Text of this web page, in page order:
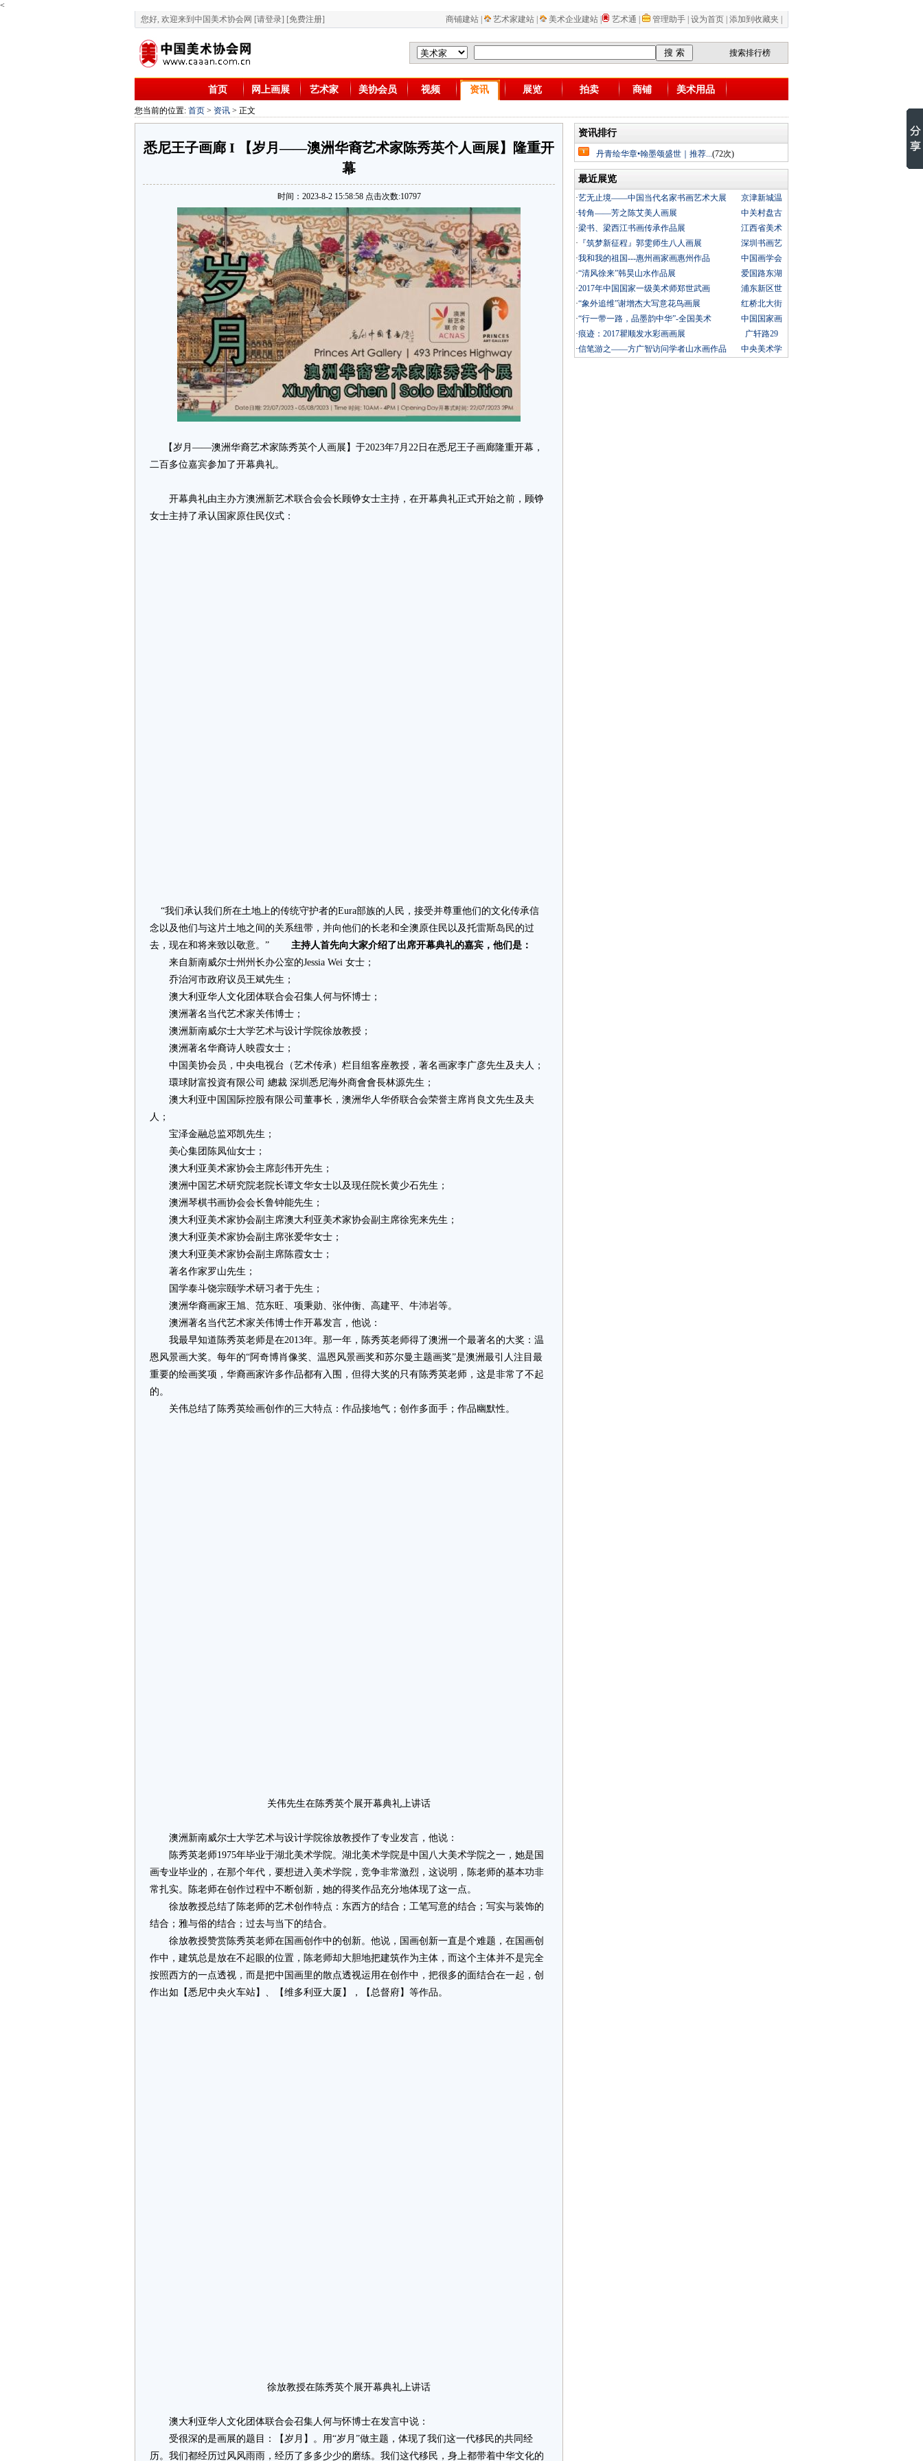
<
您好, 欢迎来到中国美术协会网 [请登录] [免费注册] 商铺建站 艺术家建站 美术企业建站 艺术通 管理助手 设为首页 添加到收藏夹
搜索排行榜
首页 网上画展 艺术家 美协会员 视频 资讯 展览 拍卖 商铺 美术用品
您当前的位置: 首页 > 资讯 > 正文
悉尼王子画廊 I 【岁月——澳洲华裔艺术家陈秀英个人画展】隆重开
幕
时间：2023-8-2 15:58:58 点击次数:10797
【岁月——澳洲华裔艺术家陈秀英个人画展】于2023年7月22日在悉尼王子画廊隆重开幕，
二百多位嘉宾参加了开幕典礼。
开幕典礼由主办方澳洲新艺术联合会会长顾铮女士主持，在开幕典礼正式开始之前，顾铮
女士主持了承认国家原住民仪式：
“我们承认我们所在土地上的传统守护者的Eura部族的人民，接受并尊重他们的文化传承信
念以及他们与这片土地之间的关系纽带，并向他们的长老和全澳原住民以及托雷斯岛民的过
去，现在和将来致以敬意。”
主持人首先向大家介绍了出席开幕典礼的嘉宾，他们是：
来自新南威尔士州州长办公室的Jessia Wei 女士；
乔治河市政府议员王斌先生；
澳大利亚华人文化团体联合会召集人何与怀博士；
澳洲著名当代艺术家关伟博士；
澳洲新南威尔士大学艺术与设计学院徐放教授；
澳洲著名华裔诗人映霞女士；
中国美协会员，中央电视台（艺术传承）栏目组客座教授，著名画家李广彦先生及夫人；
環球財富投資有限公司 總裁 深圳悉尼海外商會會長林源先生；
澳大利亚中国国际控股有限公司董事长，澳洲华人华侨联合会荣誉主席肖良文先生及夫
人；
宝泽金融总监邓凯先生；
美心集团陈凤仙女士；
澳大利亚美术家协会主席彭伟开先生；
澳洲中国艺术研究院老院长谭文华女士以及现任院长黄少石先生；
澳洲琴棋书画协会会长鲁钟能先生；
澳大利亚美术家协会副主席澳大利亚美术家协会副主席徐宪来先生；
澳大利亚美术家协会副主席张爱华女士；
澳大利亚美术家协会副主席陈霞女士；
著名作家罗山先生；
国学泰斗饶宗颐学术研习者于先生；
澳洲华裔画家王旭、范东旺、项秉勋、张仲衡、高建平、牛沛岩等。
澳洲著名当代艺术家关伟博士作开幕发言，他说：
我最早知道陈秀英老师是在2013年。那一年，陈秀英老师得了澳洲一个最著名的大奖：温
恩风景画大奖。每年的“阿奇博肖像奖、温恩风景画奖和苏尔曼主题画奖”是澳洲最引人注目最
重要的绘画奖项，华裔画家许多作品都有入围，但得大奖的只有陈秀英老师，这是非常了不起
的。
关伟总结了陈秀英绘画创作的三大特点：作品接地气；创作多面手；作品幽默性。
关伟先生在陈秀英个展开幕典礼上讲话
澳洲新南威尔士大学艺术与设计学院徐放教授作了专业发言，他说：
陈秀英老师1975年毕业于湖北美术学院。湖北美术学院是中国八大美术学院之一，她是国
画专业毕业的，在那个年代，要想进入美术学院，竞争非常激烈，这说明，陈老师的基本功非
常扎实。陈老师在创作过程中不断创新，她的得奖作品充分地体现了这一点。
徐放教授总结了陈老师的艺术创作特点：东西方的结合；工笔写意的结合；写实与装饰的
结合；雅与俗的结合；过去与当下的结合。
徐放教授赞赏陈秀英老师在国画创作中的创新。他说，国画创新一直是个难题，在国画创
作中，建筑总是放在不起眼的位置，陈老师却大胆地把建筑作为主体，而这个主体并不是完全
按照西方的一点透视，而是把中国画里的散点透视运用在创作中，把很多的面结合在一起，创
作出如【悉尼中央火车站】、【维多利亚大厦】，【总督府】等作品。
徐放教授在陈秀英个展开幕典礼上讲话
澳大利亚华人文化团体联合会召集人何与怀博士在发言中说：
受很深的是画展的题目：【岁月】。用“岁月”做主题，体现了我们这一代移民的共同经
历。我们都经历过风风雨雨，经历了多多少少的磨练。我们这代移民，身上都带着中华文化的
资讯排行
丹青绘华章•翰墨颂盛世｜推荐...(72次)
最近展览
·艺无止境——中国当代名家书画艺术大展
京津新城温
·转角——芳之陈艾美人画展
中关村盘古
·梁书、梁西江书画传承作品展
江西省美术
· 『筑梦新征程』郭雯师生八人画展
深圳书画艺
·我和我的祖国---惠州画家画惠州作品
中国画学会
·“清风徐来”韩昊山水作品展
爱国路东湖
·2017年中国国家一级美术师郑世武画
浦东新区世
·“象外追维”谢增杰大写意花鸟画展
红桥北大街
·“行一带一路，品墨韵中华”-全国美术
中国国家画
·痕迹：2017瞿顺发水彩画画展
广轩路29
·信笔游之——方广智访问学者山水画作品 中央美术学